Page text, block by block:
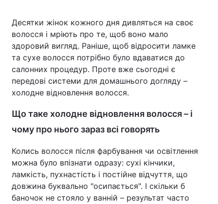
Десятки жінок кожного дня дивляться на своє
волосся і мріють про те, щоб воно мало
здоровий вигляд. Раніше, щоб відросити ламке
та сухе волосся потрібно було вдаватися до
салонних процедур. Проте вже сьогодні є
передові системи для домашнього догляду –
холодне відновлення волосся.
Що таке холодне відновлення волосся – і
чому про нього зараз всі говорять
Колись волосся після фарбування чи освітлення
можна було впізнати одразу: сухі кінчики,
ламкість, пухнастість і постійне відчуття, що
довжина буквально "осипається". І скільки б
баночок не стояло у ванній – результат часто